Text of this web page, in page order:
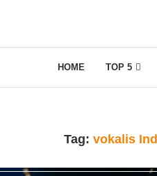
HOME TOP 5
Tag: vokalis